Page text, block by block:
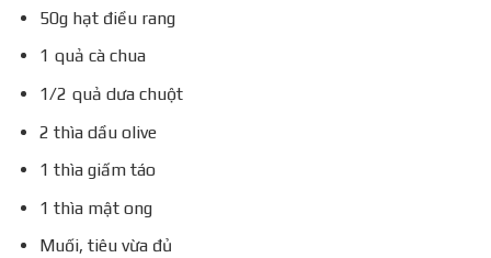
50g hạt điều rang
1 quả cà chua
1/2 quả dưa chuột
2 thìa dầu olive
1 thìa giấm táo
1 thìa mật ong
Muối, tiêu vừa đủ